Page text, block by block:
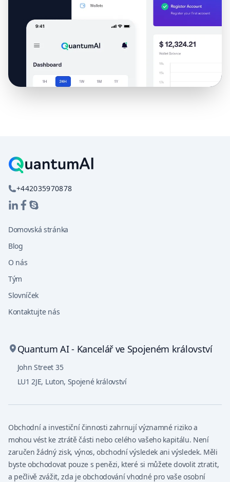
+442035970878
Domovská stránka
Blog
O nás
Tým
Slovníček
Kontaktujte nás
Quantum AI - Kancelář ve Spojeném království
John Street 35
LU1 2JE, Luton, Spojené království
Obchodní a investiční činnosti zahrnují významné riziko a
mohou vést ke ztrátě části nebo celého vašeho kapitálu. Není
zaručen žádný zisk, výnos, obchodní výsledek ani výsledek. Měli
byste obchodovat pouze s penězi, které si můžete dovolit ztratit,
a pečlivě zvážit, zda je obchodování vhodné pro vaše osobní